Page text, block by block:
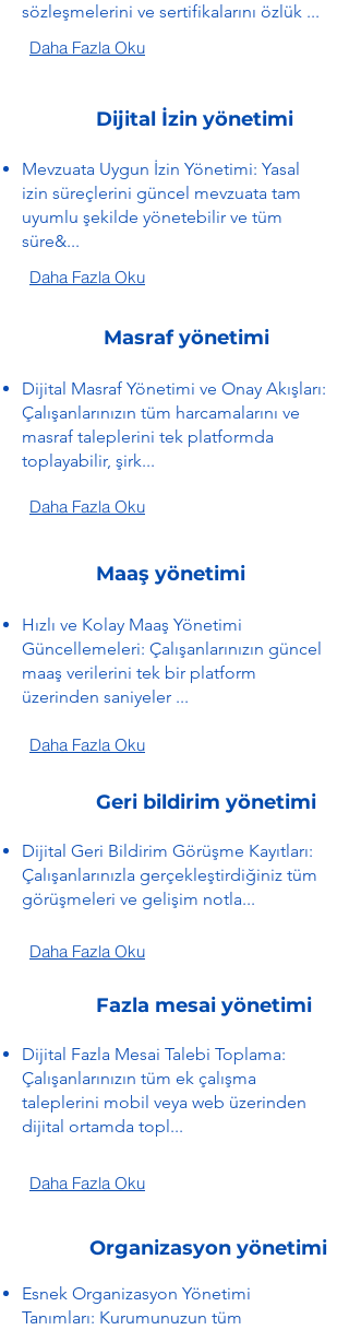
sözleşmelerini ve sertifikalarını özlük ...
Daha Fazla Oku
Dijital İzin yönetimi
Mevzuata Uygun İzin Yönetimi: Yasal
izin süreçlerini güncel mevzuata tam
uyumlu şekilde yönetebilir ve tüm
süre&...
Daha Fazla Oku
Masraf yönetimi
Dijital Masraf Yönetimi ve Onay Akışları:
Çalışanlarınızın tüm harcamalarını ve
masraf taleplerini tek platformda
toplayabilir, şirk...
Daha Fazla Oku
Maaş yönetimi
Hızlı ve Kolay Maaş Yönetimi
Güncellemeleri: Çalışanlarınızın güncel
maaş verilerini tek bir platform
üzerinden saniyeler ...
Daha Fazla Oku
Geri bildirim yönetimi
Dijital Geri Bildirim Görüşme Kayıtları:
Çalışanlarınızla gerçekleştirdiğiniz tüm
görüşmeleri ve gelişim notla...
Daha Fazla Oku
Fazla mesai yönetimi
Dijital Fazla Mesai Talebi Toplama:
Çalışanlarınızın tüm ek çalışma
taleplerini mobil veya web üzerinden
dijital ortamda topl...
Daha Fazla Oku
Organizasyon yönetimi
Esnek Organizasyon Yönetimi
Tanımları: Kurumunuzun tüm